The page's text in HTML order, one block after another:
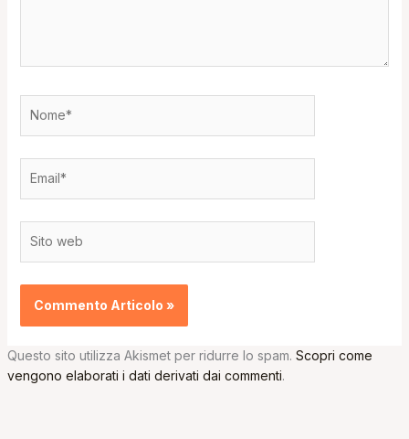
web
Questo sito utilizza Akismet per ridurre lo spam. Scopri come
vengono elaborati i dati derivati dai commenti.